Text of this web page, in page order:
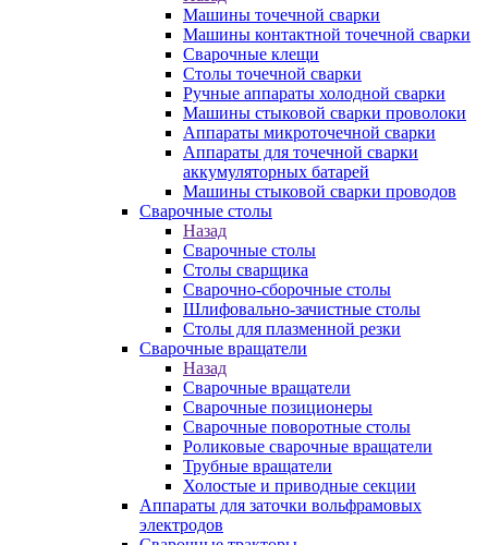
Машины точечной сварки
Машины контактной точечной сварки
Сварочные клещи
Столы точечной сварки
Ручные аппараты холодной сварки
Машины стыковой сварки проволоки
Аппараты микроточечной сварки
Аппараты для точечной сварки
аккумуляторных батарей
Машины стыковой сварки проводов
Сварочные столы
Назад
Сварочные столы
Столы сварщика
Сварочно-сборочные столы
Шлифовально-зачистные столы
Столы для плазменной резки
Сварочные вращатели
Назад
Сварочные вращатели
Сварочные позиционеры
Сварочные поворотные столы
Роликовые сварочные вращатели
Трубные вращатели
Холостые и приводные секции
Аппараты для заточки вольфрамовых
электродов